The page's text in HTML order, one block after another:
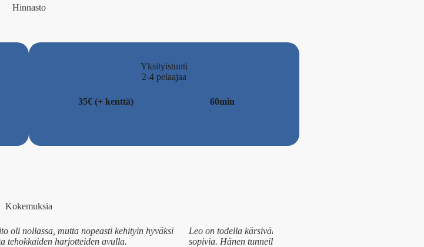
Hinnasto
Yksityistunti
2-4 pelaajaa
35€ (+ kenttä) 60min
Kokemuksia
oli nollassa, mutta nopeasti kehityin hyväksi
tehokkaiden harjotteiden avulla.
Leo on todella kärsivällinen ja kannustava valmentaja, joka
sopivia. Hänen tunneillaan oman kehityksen huomaa nopeasti.